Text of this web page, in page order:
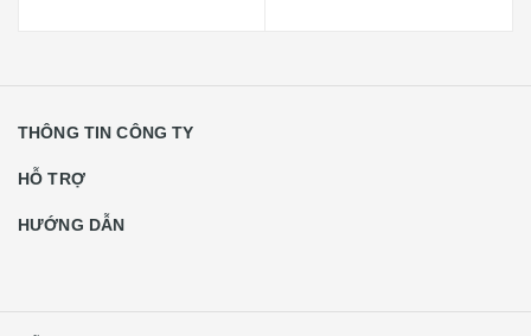
THÔNG TIN CÔNG TY
HỖ TRỢ
HƯỚNG DẪN